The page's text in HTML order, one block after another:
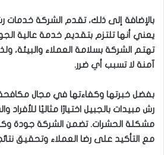
بالإضافة إلى ذلك، تقدم الشركة خدمات
يعني أنها تلتزم بتقديم خدمة عالية
تهتم الشركة بسلامة العملاء والبيئة،
آمنة لا تسبب أي ضرر.
بفضل خبرتها وكفاءتها في مجال
رش مبيدات بالجبيل اختيارًا مثاليًا
مشكلة الحشرات. تضمن الشركة جودة
مع التأكيد على رضا العملاء وتحقيق